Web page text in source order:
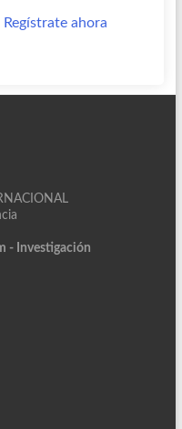
Regístrate ahora
- Investigación